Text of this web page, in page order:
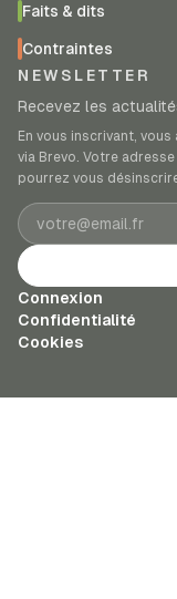
Faits & dits
Contraintes
NEWSLETTER
Recevez les
En vous inscrivant,
via Brevo. Votre
pourrez vous
Adresse e-mail
Connexion
Confidentialité
Cookies